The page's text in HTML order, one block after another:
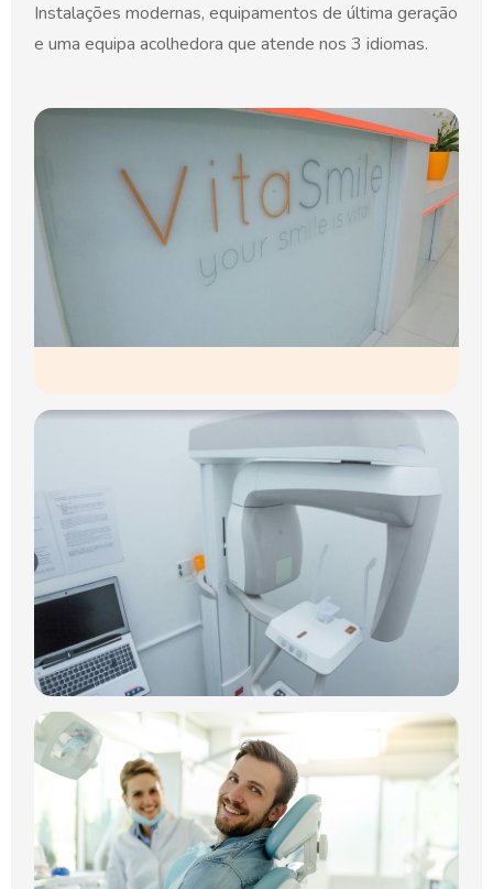
Instalações modernas, equipamentos de última geração
e uma equipa acolhedora que atende nos 3 idiomas.